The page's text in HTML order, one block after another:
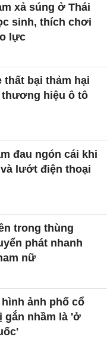
xả súng ở Thái
sinh, thích chơi
lực
thất bại thảm hại
thương hiệu ô tô
đau ngón cái khi
lướt điện thoại
trong thùng
phát nhanh
nữ
ảnh phố cổ
gắn nhầm là 'ở